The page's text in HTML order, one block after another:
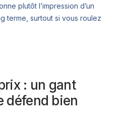
plutôt l’impression d’un
terme, surtout si vous roulez
: un gant
défend bien